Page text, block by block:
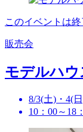
このイベントは
販売会
モデルハウ
8/3(土)・4(
10：00～18